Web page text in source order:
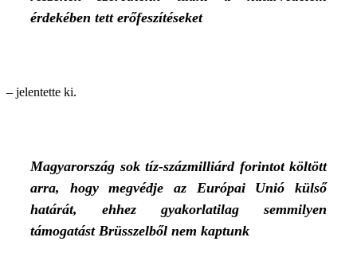
érdekében tett erőfeszítéseket
– jelentette ki.
Magyarország sok tíz-százmilliárd forintot költött
arra, hogy megvédje az Európai Unió külső
határát, ehhez gyakorlatilag semmilyen
támogatást Brüsszelből nem kaptunk